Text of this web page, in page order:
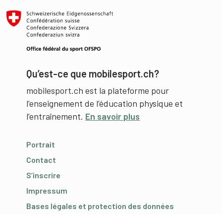
Qu’est-ce que mobilesport.ch?
mobilesport.ch est la plateforme pour
l’enseignement de l’éducation physique et
l’entraînement. En savoir plus
Portrait
Contact
S’inscrire
Impressum
Bases légales et protection des données